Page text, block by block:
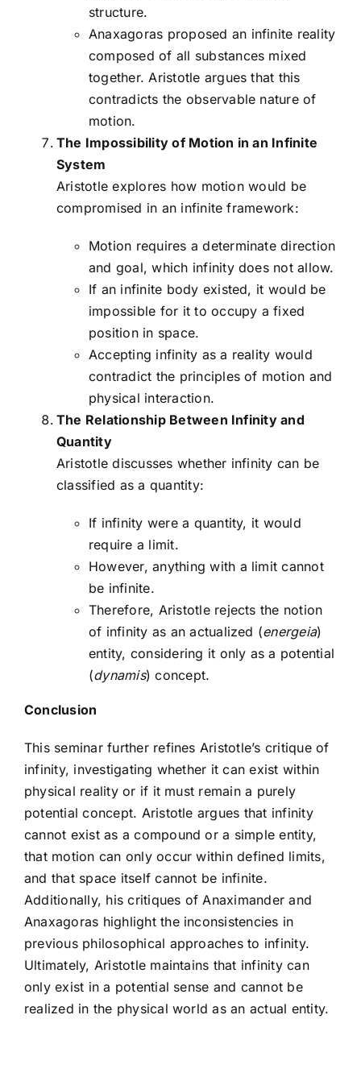
structure.
Anaxagoras proposed an infinite reality
composed of all substances mixed
together. Aristotle argues that this
contradicts the observable nature of
motion.
The Impossibility of Motion in an Infinite
System
Aristotle explores how motion would be
compromised in an infinite framework:
Motion requires a determinate direction
and goal, which infinity does not allow.
If an infinite body existed, it would be
impossible for it to occupy a fixed
position in space.
Accepting infinity as a reality would
contradict the principles of motion and
physical interaction.
The Relationship Between Infinity and
Quantity
Aristotle discusses whether infinity can be
classified as a quantity:
If infinity were a quantity, it would
require a limit.
However, anything with a limit cannot
be infinite.
Therefore, Aristotle rejects the notion
of infinity as an actualized (energeia)
entity, considering it only as a potential
(dynamis) concept.
Conclusion
This seminar further refines Aristotle’s critique of
infinity, investigating whether it can exist within
physical reality or if it must remain a purely
potential concept. Aristotle argues that infinity
cannot exist as a compound or a simple entity,
that motion can only occur within defined limits,
and that space itself cannot be infinite.
Additionally, his critiques of Anaximander and
Anaxagoras highlight the inconsistencies in
previous philosophical approaches to infinity.
Ultimately, Aristotle maintains that infinity can
only exist in a potential sense and cannot be
realized in the physical world as an actual entity.